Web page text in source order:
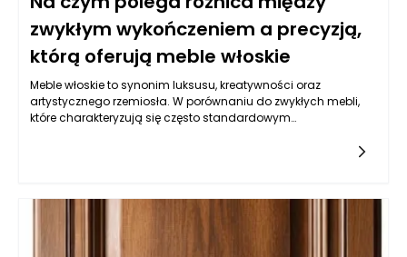
zwykłym wykończeniem a precyzją,
którą oferują meble włoskie
Meble włoskie to synonim luksusu, kreatywności oraz
artystycznego rzemiosła. W porównaniu do zwykłych mebli,
które charakteryzują się często standardowym
uwagę na każdym etapie realizacji. Różnice te są widoczne
są efektem pasji, doświadczenia oraz zamiłowania do
zarówno pod względem wizualnym, jak i funkcyjnym.